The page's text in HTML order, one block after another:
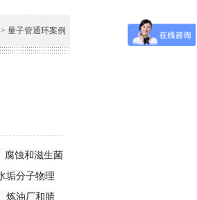
> 量子管通环案例
腐蚀和滋生菌
垢分子物理
炼油厂和腈